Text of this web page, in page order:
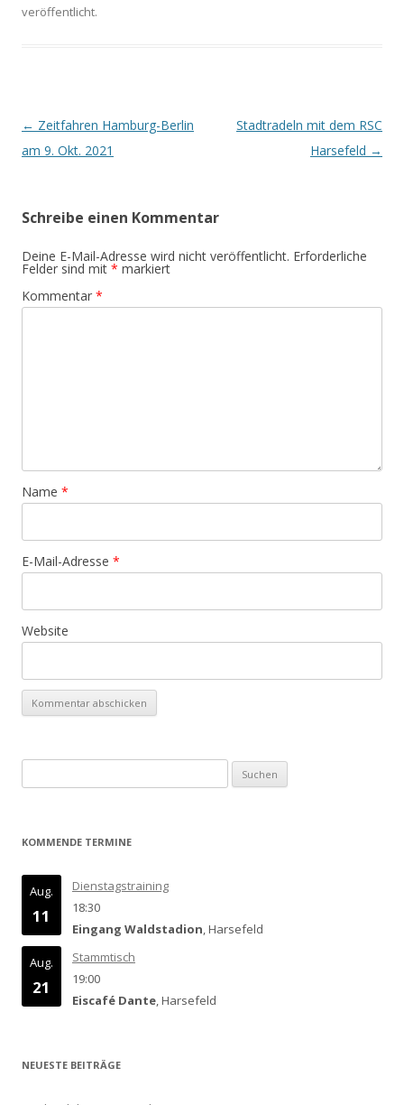
veröffentlicht.
Beitrags-
Navigation
← Zeitfahren Hamburg-Berlin
am 9. Okt. 2021
Stadtradeln mit dem RSC
Harsefeld →
Schreibe einen Kommentar
Deine E-Mail-Adresse wird nicht veröffentlicht. Erforderliche
Felder sind mit * markiert
Kommentar *
Name *
E-Mail-Adresse *
Website
nach:
KOMMENDE TERMINE
Aug.
11
Dienstagstraining
18:30
Eingang Waldstadion, Harsefeld
Aug.
21
Stammtisch
19:00
Eiscafé Dante, Harsefeld
NEUESTE BEITRÄGE